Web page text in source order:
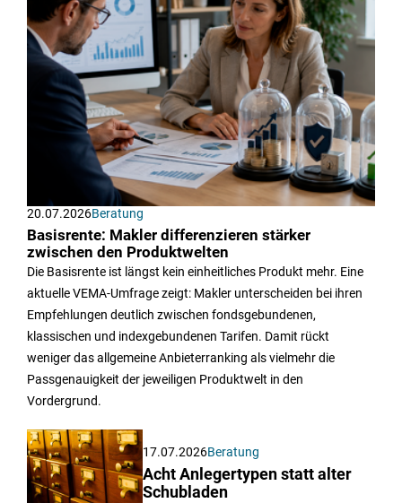
20.07.2026Beratung
Basisrente: Makler differenzieren stärker
zwischen den Produktwelten
Die Basisrente ist längst kein einheitliches Produkt mehr. Eine
aktuelle VEMA-Umfrage zeigt: Makler unterscheiden bei ihren
Empfehlungen deutlich zwischen fondsgebundenen,
klassischen und indexgebundenen Tarifen. Damit rückt
weniger das allgemeine Anbieterranking als vielmehr die
Passgenauigkeit der jeweiligen Produktwelt in den
Vordergrund.
17.07.2026Beratung
Acht Anlegertypen statt alter
Schubladen